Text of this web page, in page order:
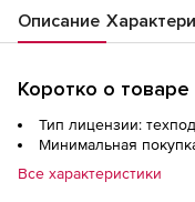
Описание
Коротко о товаре
Тип лицензии:
Минимальная
Все характеристики